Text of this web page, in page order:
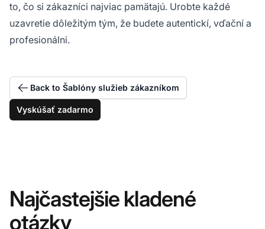
to, čo si zákazníci najviac pamätajú. Urobte každé
uzavretie dôležitým tým, že budete autentickí, vďační a
profesionálni.
Back to Šablóny služieb zákazníkom
Vyskúšať zadarmo
Najčastejšie kladené
otázky